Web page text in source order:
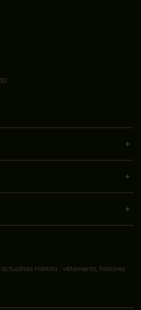
Härkila : vêtements, histoires